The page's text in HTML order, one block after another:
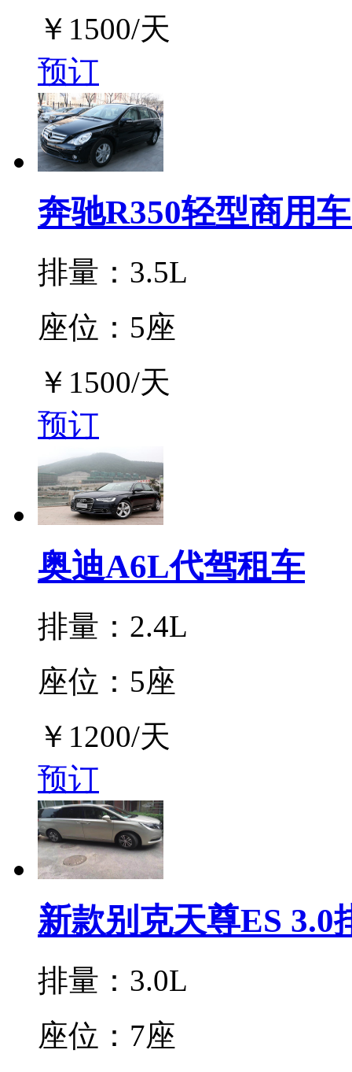
￥ 1500/天
预订
奔驰R350轻型商用
排量：3.5L
座位：5座
￥ 1500/天
预订
奥迪A6L代驾租车
排量：2.4L
座位：5座
￥ 1200/天
预订
新款别克天尊ES 3.0
排量：3.0L
座位：7座